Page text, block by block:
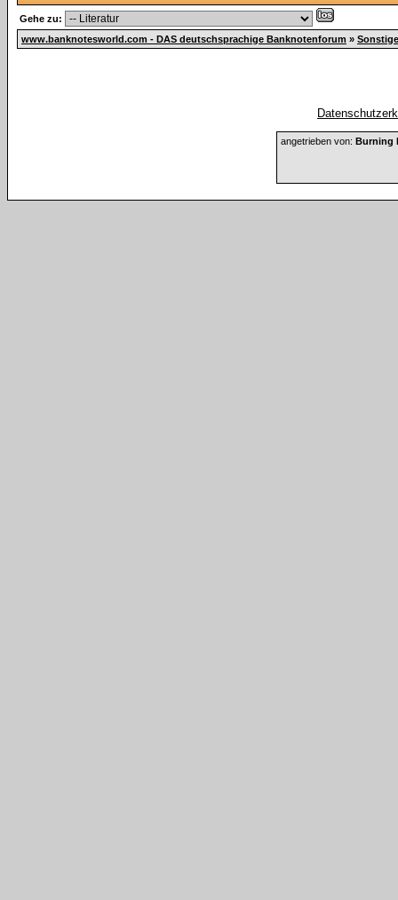
Gehe zu:
www.banknotesworld.com - DAS deutschsprachige Banknotenforum »
angetrieben von: Burning